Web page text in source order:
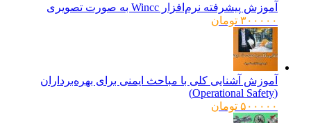
آموزش پیشرفته نرم‌افزار Wincc به صورت تصویری
۳۰۰۰۰۰ تومان
آموزش آشنایی کلی با مباحث ایمنی برای بهره‌برداران
۵۰۰۰۰۰ تومان